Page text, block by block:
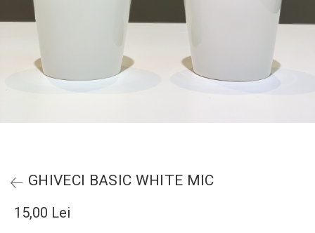
GHIVECI BASIC WHITE MIC
15,00 Lei